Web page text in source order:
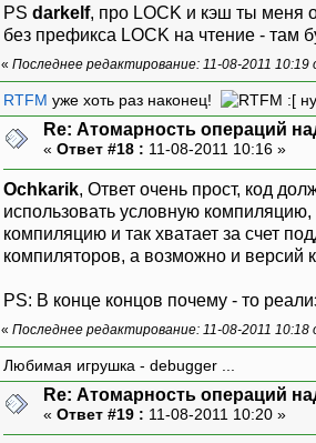
PS darkelf, про LOCK и кэш ты меня
без префикса LOCK на чтение - там
« Последнее редактирование: 11-08-2011 10:19
RTFM уже хоть раз наконец! :[
Re: Атомарность операций
« Ответ #18 : 11-08-2011 10:16 »
Ochkarik, Ответ очень прост, код
использовать условную
компиляцию и так хватает за счет
компиляторов, а возможно и версий
PS: В конце концов почему - то
« Последнее редактирование: 11-08-2011 10:18
Любимая игрушка - debugger ...
Re: Атомарность операций
« Ответ #19 : 11-08-2011 10:20 »